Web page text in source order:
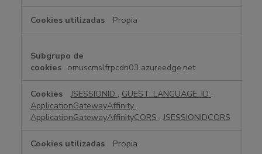
Propia
omuscmslfrpcdn03.azureedge.net
JSESSIONID , GUEST_LANGUAGE_ID ,
ApplicationGatewayAffinity ,
ApplicationGatewayAffinityCORS ,JSESSIONIDCORS
Propia